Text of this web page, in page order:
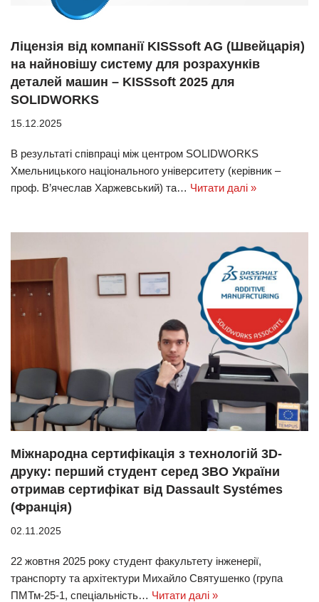
Ліцензія від компанії KISSsoft AG (Швейцарія)
на найновішу систему для розрахунків
деталей машин – KISSsoft 2025 для
SOLIDWORKS
15.12.2025
В результаті співпраці між центром SOLIDWORKS
Хмельницького національного університету (керівник –
проф. В’ячеслав Харжевський) та… Читати далі »
Міжнародна сертифікація з технологій 3D-
друку: перший студент серед ЗВО України
отримав сертифікат від Dassault Systémes
(Франція)
02.11.2025
22 жовтня 2025 року студент факультету інженерії,
транспорту та архітектури Михайло Святушенко (група
ПМТм-25-1, спеціальність… Читати далі »